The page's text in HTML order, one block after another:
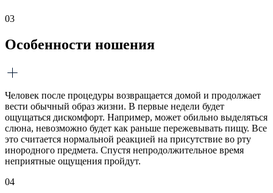
03
Особенности ношения
Человек после процедуры возвращается домой и продолжает
вести обычный образ жизни. В первые недели будет
ощущаться дискомфорт. Например, может обильно выделяться
слюна, невозможно будет как раньше пережевывать пищу. Все
это считается нормальной реакцией на присутствие во рту
инородного предмета. Спустя непродолжительное время
неприятные ощущения пройдут.
04